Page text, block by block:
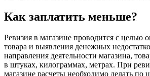
Как заплатить меньше?
Ревизия в магазине проводится с целью
товара и выявления денежных
направления деятельности магазина,
в штуках, килограммах, метрах. При
магазине расчеты необходимо делать по